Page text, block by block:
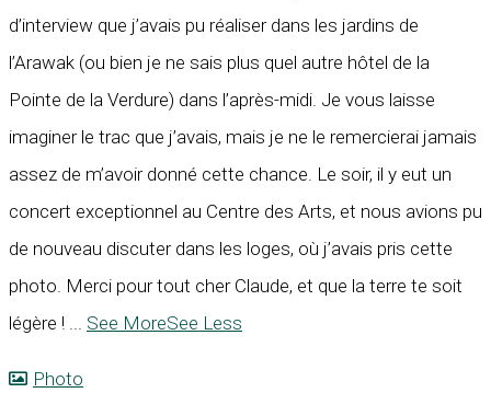
d’interview que j’avais pu réaliser dans les jardins de
l’Arawak (ou bien je ne sais plus quel autre hôtel de la
Pointe de la Verdure) dans l’après-midi. Je vous laisse
imaginer le trac que j’avais, mais je ne le remercierai jamais
assez de m’avoir donné cette chance. Le soir, il y eut un
concert exceptionnel au Centre des Arts, et nous avions pu
de nouveau discuter dans les loges, où j’avais pris cette
photo. Merci pour tout cher Claude, et que la terre te soit
légère !
See MoreSee Less
Photo